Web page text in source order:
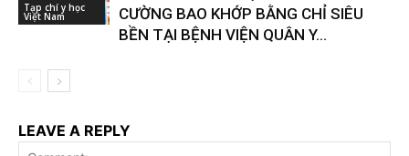
Tạp chí y học
Việt Nam
CƯỜNG BAO KHỚP BẰNG CHỈ SIÊU
BỀN TẠI BỆNH VIỆN QUÂN Y...
LEAVE A REPLY